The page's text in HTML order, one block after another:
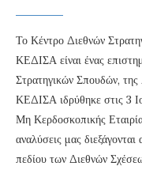
Το Κέντρο Διεθνών
ΚΕΔΙΣΑ είναι ένας
Στρατηγικών Σπουδών,
ΚΕΔΙΣΑ ιδρύθηκε στις 3
Μη Κερδοσκοπικής
αναλύσεις μας
πεδίου των Διεθνών